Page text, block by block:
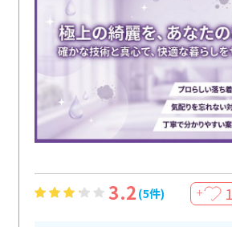
3.2 (5件) ＋ 1